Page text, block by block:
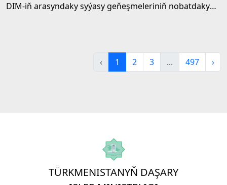
DIM-iň arasyndaky syýasy geňeşmeleriniň nobatdaky
‹ 1 2 3 ... 497 ›
TÜRKMENISTANYŇ DAŞARY